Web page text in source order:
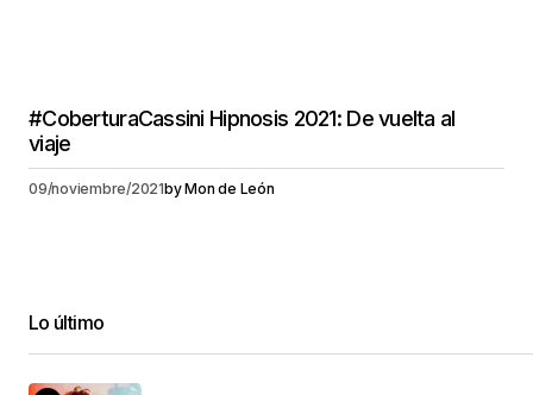
#CoberturaCassini Hipnosis 2021: De vuelta al
viaje
09/noviembre/2021byMon de León
Lo último